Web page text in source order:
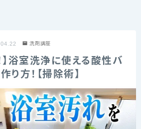
洗剤講座
】浴室洗浄に使える酸性バ
り方！【掃除術】